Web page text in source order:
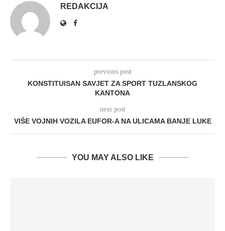
REDAKCIJA
previous post
KONSTITUISAN SAVJET ZA SPORT TUZLANSKOG
KANTONA
next post
VIŠE VOJNIH VOZILA EUFOR-A NA ULICAMA BANJE LUKE
YOU MAY ALSO LIKE